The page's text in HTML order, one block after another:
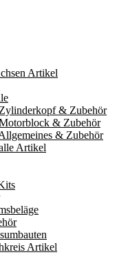
Artikel
& Zubehör
& Zubehör
& Zubehör
Artikel
Artikel